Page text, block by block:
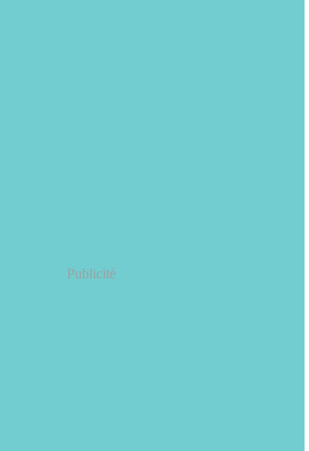
Publicité